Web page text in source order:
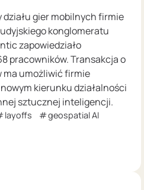
działu gier mobilnych firmie
konglomeratu
zapowiedziało
pracowników. Transakcja o
ma umożliwić firmie
kierunku działalności
sztucznej inteligencji.
layoffs
geospatial AI